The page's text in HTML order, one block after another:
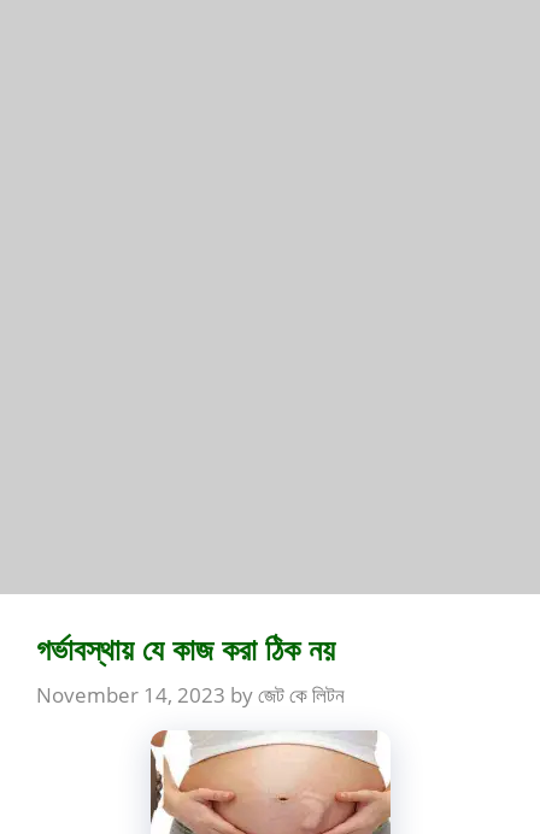
গর্ভাবস্থায় যে কাজ করা ঠিক নয়
November 14, 2023 byজেট কে লিটন